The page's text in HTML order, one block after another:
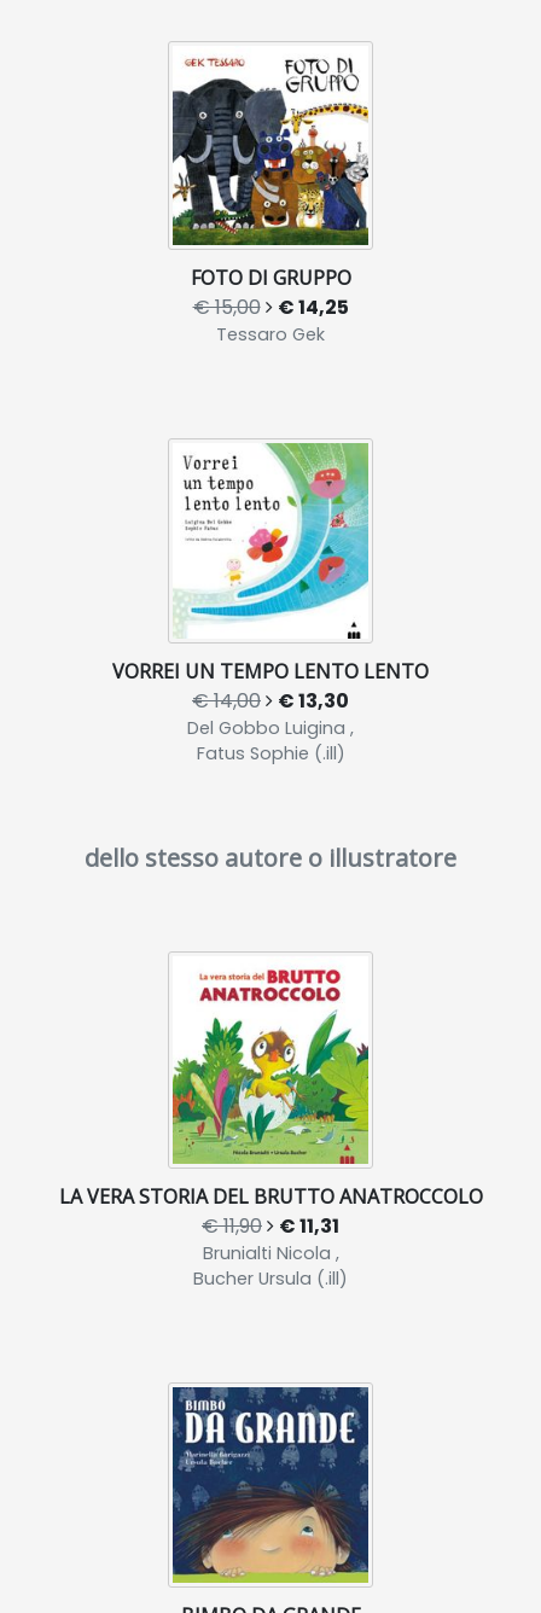
FOTO DI GRUPPO
€ 15,00 € 14,25
Tessaro Gek
VORREI UN TEMPO LENTO LENTO
€ 14,00 € 13,30
Del Gobbo Luigina ,
Fatus Sophie (.ill)
dello stesso autore o illustratore
LA VERA STORIA DEL BRUTTO ANATROCCOLO
€ 11,90 € 11,31
Brunialti Nicola ,
Bucher Ursula (.ill)